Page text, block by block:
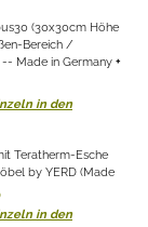
(30x30cm Höhe
Bereich /
Made in Germany +
in den
Teratherm-Esche
by YERD (Made
in den